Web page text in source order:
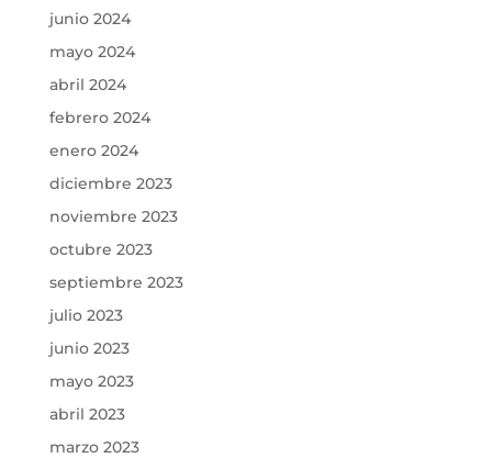
junio 2024
mayo 2024
abril 2024
febrero 2024
enero 2024
diciembre 2023
noviembre 2023
octubre 2023
septiembre 2023
julio 2023
junio 2023
mayo 2023
abril 2023
marzo 2023